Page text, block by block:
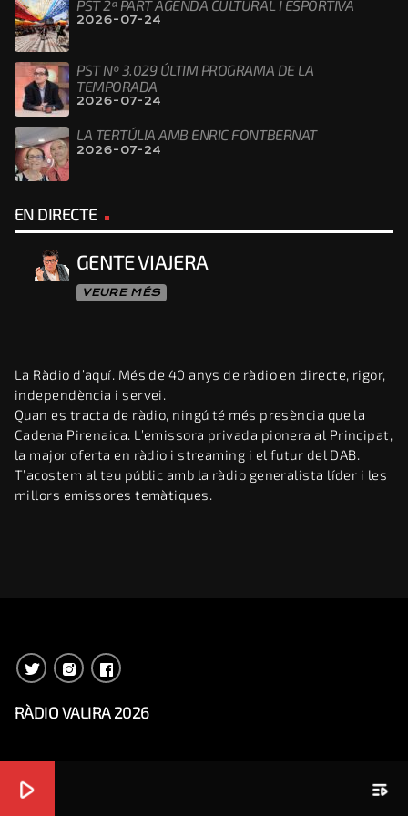
PST 2ª PART AGENDA CULTURAL I ESPORTIVA
2026-07-24
PST Nº 3.029 ÚLTIM PROGRAMA DE LA
TEMPORADA
2026-07-24
LA TERTÚLIA AMB ENRIC FONTBERNAT
2026-07-24
EN DIRECTE
GENTE VIAJERA
VEURE MÉS
La Ràdio d’aquí. Més de 40 anys de ràdio en directe, rigor,
independència i servei.
Quan es tracta de ràdio, ningú té més presència que la
Cadena Pirenaica. L’emissora privada pionera al Principat,
la major oferta en ràdio i streaming i el futur del DAB.
T’acostem al teu públic amb la ràdio generalista líder i les
millors emissores temàtiques.
RÀDIO VALIRA 2026
play_arrow playlist_play